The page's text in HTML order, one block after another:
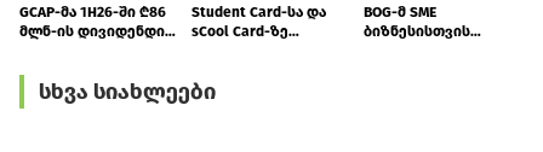
GCAP-მა 1H26-ში ₾86
მლნ-ის დივიდენდი
Student Card-სა და
sCool Card-ზე
შეღავათიანი ტარიფი
BOG-მ SME
ბიზნესისთვის
სხვა სიახლეები